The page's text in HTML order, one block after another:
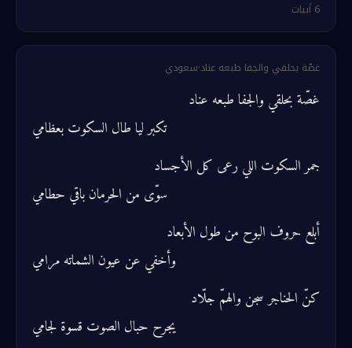
6 أبيات
غصّة بحلقي والجفا طبعه عناد·سعودي
غصّة بحلقي والجفا طبعه عناد
تكبر ليا طال السكوت بعظامي
جمر السكوت اللي رعى كل الأجساد
سوّى من الحرمان باقي حطامي
أبلع حروف البوح من طول الأبعاد
وأخفي عن عيون الشماته مرامي
كنّ الحناجر سجن والهمّ جلّاد
يجرح حبال الصوت قسوة لجامي